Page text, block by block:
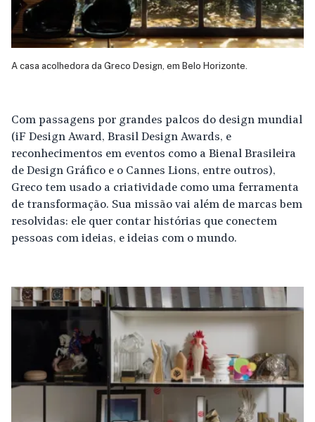
A casa acolhedora da Greco Design, em Belo Horizonte.
Com passagens por grandes palcos do design mundial
(iF Design Award, Brasil Design Awards, e
reconhecimentos em eventos como a Bienal Brasileira
de Design Gráfico e o Cannes Lions, entre outros),
Greco tem usado a criatividade como uma ferramenta
de transformação. Sua missão vai além de marcas bem
resolvidas: ele quer contar histórias que conectem
pessoas com ideias, e ideias com o mundo.